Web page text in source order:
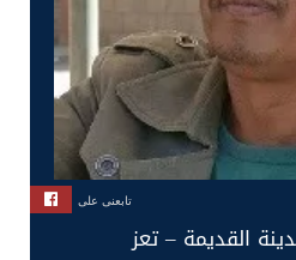
تابعنى على
القديمة – تعز